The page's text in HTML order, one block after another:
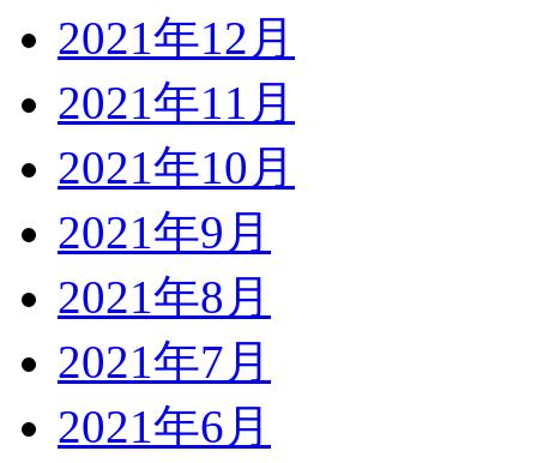
2021年12月
2021年11月
2021年10月
2021年9月
2021年8月
2021年7月
2021年6月